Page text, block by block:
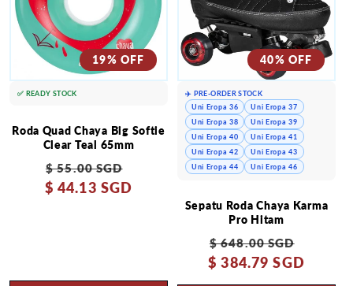
19% OFF
Roda Quad Chaya Big Softie
Clear Teal 65mm
Harga
reguler
$ 55.00 SGD
$ 44.13 SGD
✅ READY STOCK
40% OFF
Sepatu Roda Chaya Karma
Pro Hitam
Harga
reguler
$ 648.00 SGD
obral
$ 384.79 SGD
✈️ PRE-ORDER STOCK
Uni Eropa 36
Uni Eropa 37
Uni Eropa 38
Uni Eropa 39
Uni Eropa 40
Uni Eropa 41
Uni Eropa 42
Uni Eropa 43
Uni Eropa 44
Uni Eropa 46